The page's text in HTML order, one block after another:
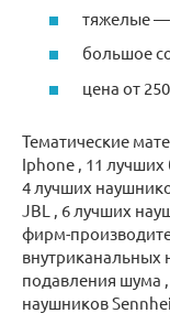
тяжелые —
большое
цена от
Тематические
Iphone , 11
4 лучших
JBL , 6 лучших
фирм-
внутриканальных
подавления шума
наушников